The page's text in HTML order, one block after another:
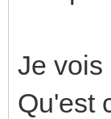
Je vois
Qu'est